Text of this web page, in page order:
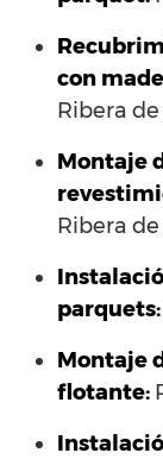
con
Ribera
Montaje
Ribera
parquets:
Montaje
flotante: